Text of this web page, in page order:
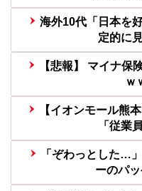
海外10代「日本を
定的に
【悲報】 マイナ保
ｗ
【イオンモール熊
「従業
「ぞわっとした…
ーのパ